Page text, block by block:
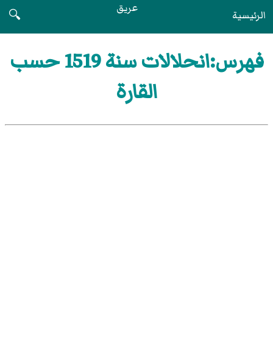
الرئيسية عريق
🔍
فهرس:انحلالات سنة 1519 حسب
القارة